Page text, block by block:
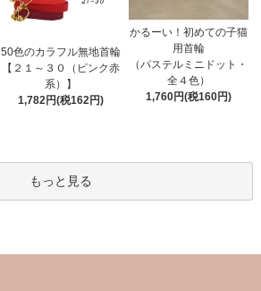
50色のカラフル無地首輪
【２１～３０（ピンク赤
系）】
1,782円(税162円)
かるーい！初めての子猫
用首輪
（パステルミニドット・
全４色）
1,760円(税160円)
もっと見る